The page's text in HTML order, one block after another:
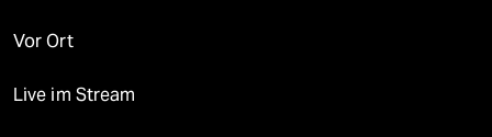
Vor Ort
Live im Stream